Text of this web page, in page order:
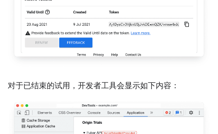
对于已结束的试用，开发者工具会显示如下内容：